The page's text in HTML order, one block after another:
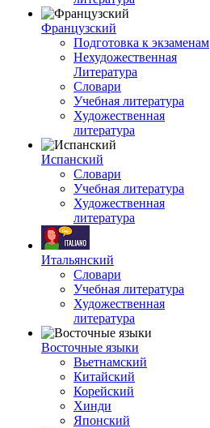
Французский
Подготовка к экзаменам
Нехудожественная
Литература
Словари
Учебная литература
Художественная
литература
Испанский
Словари
Учебная литература
Художественная
литература
Итальянский
Словари
Учебная литература
Художественная
литература
Восточные языки
Вьетнамский
Китайский
Корейский
Хинди
Японский